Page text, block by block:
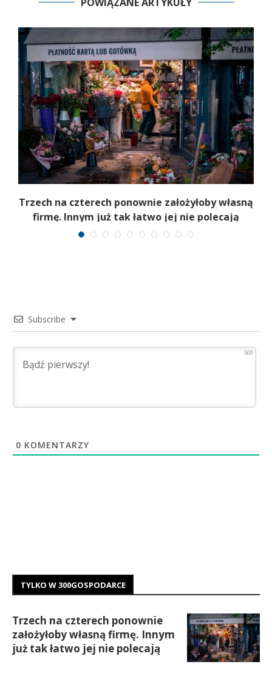
Trzech na czterech ponownie założyłoby własną
firmę. Innym już tak łatwo jej nie polecają
Subscribe
500
0 KOMENTARZY
TYLKO W 300GOSPODARCE
Trzech na czterech ponownie
założyłoby własną firmę. Innym
już tak łatwo jej nie polecają